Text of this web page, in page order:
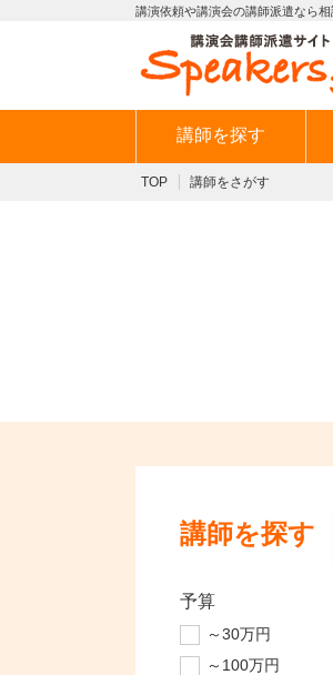
講演依頼や講演会の講師派遣なら
講師を探す
TOP 講師をさがす
講師を探す
予算
～30万円
～100万円